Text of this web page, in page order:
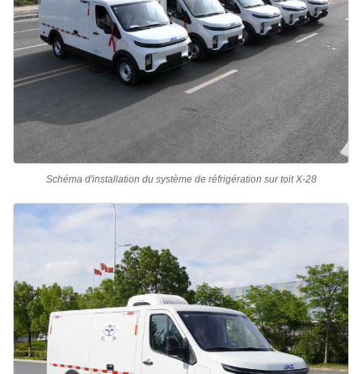
Schéma d'installation du système de réfrigération sur toit X-28